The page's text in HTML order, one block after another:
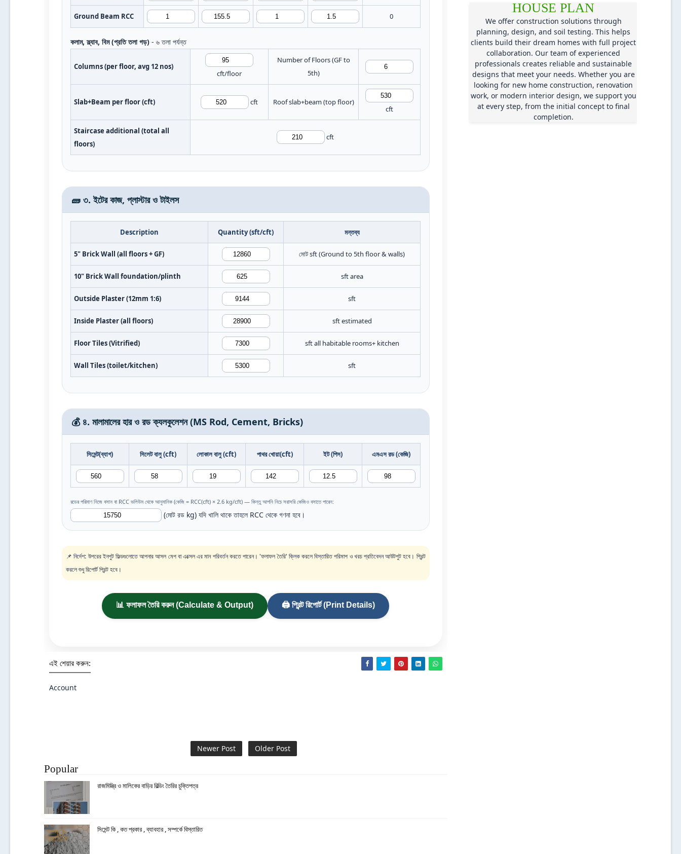
Ground Beam RCC 0
কলাম, স্ল্যাব, বিম (প্রতি তলা গড়) - ৬ তলা পর্যন্ত
Columns (per floor, avg 12 nos)
cft/floor
Number of Floors (GF to
5th)
Slab+Beam per floor (cft) cft Roof slab+beam (top floor)
cft
Staircase additional (total all
floors)
cft
🧱 ৩. ইটের কাজ, প্লাস্টার ও টাইলস
Description Quantity (sft/cft) মন্তব্য
5" Brick Wall (all floors + GF) মোট sft (Ground to 5th floor & walls)
10" Brick Wall foundation/plinth sft area
Outside Plaster (12mm 1:6) sft
Inside Plaster (all floors) sft estimated
Floor Tiles (Vitrified) sft all habitable rooms+ kitchen
Wall Tiles (toilet/kitchen) sft
💰 ৪. মালামালের হার ও রড ক্যলকুলেশন (MS Rod, Cement, Bricks)
সিমেন্ট(ব্যাগ) সিলেট বালু (cft) লোকাল বালু (cft) পাথর খোয়া(cft) ইট (পিস) এমএস রড (কেজি)
রডের পরিমাণ নিজে বসান বা RCC ভলিউম থেকে আনুমানিক (কেজি = RCC(cft) × 2.6 kg/cft) — কিন্তু আপনি নিচে সরাসরি কেজিও বসাতে পারেন:
(মোট রড kg) যদি খালি থাকে তাহলে RCC থেকে গণনা হবে।
📌 নির্দেশ: উপরের ইনপুট ফিল্ডগুলোতে আপনার আসল মেপ বা এক্সেল এর মান পরিবর্তন করতে পারেন। 'ফলাফল তৈরি' ক্লিক করলে বিস্তারিত পরিমাপ ও খরচ প্রতিবেদন আউটপুট হবে। প্রিন্ট
করলে শুধু রিপোর্ট প্রিন্ট হবে।
📊 ফলাফল তৈরি করুন (Calculate & Output) 🖨️ প্রিন্ট রিপোর্ট (Print Details)
এই শেয়ার করুন:
Account
Newer Post Older Post
Popular
রাজমিস্ত্রি ও মালিকের বাড়ির বিল্ডিং তৈরির চুক্তিপত্র
সিমেন্ট কি , কত প্রকার , ব্যাবহার , সম্পর্কে বিস্তারিত
HOUSE PLAN
We offer construction solutions through
planning, design, and soil testing. This helps
clients build their dream homes with full project
collaboration. Our team of experienced
professionals creates reliable and sustainable
designs that meet your needs. Whether you are
looking for new home construction, renovation
work, or modern interior design, we support you
at every step, from the initial concept to final
completion.